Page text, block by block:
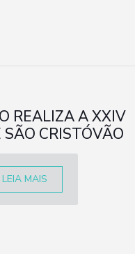
REALIZA A XXIV
SÃO CRISTÓVÃO
LEIA MAIS